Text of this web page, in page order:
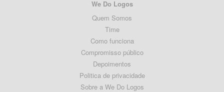
We Do Logos
Quem Somos
Time
Como funciona
Compromisso público
Depoimentos
Politica de privacidade
Sobre a We Do Logos